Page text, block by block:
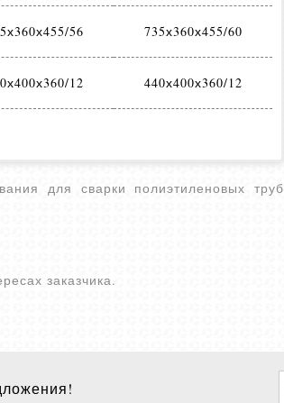
56 735х360х455/60
12 440х400х360/12
для сварки полиэтиленовых труб
заказчика.